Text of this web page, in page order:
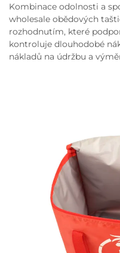
Kombinace odolnosti a
wholesale obědových
rozhodnutím, které
kontroluje dlouhodobé
nákladů na údržbu a